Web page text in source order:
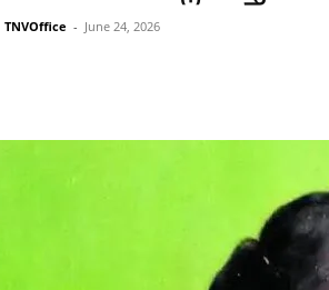
TNVOffice - June 24, 2026